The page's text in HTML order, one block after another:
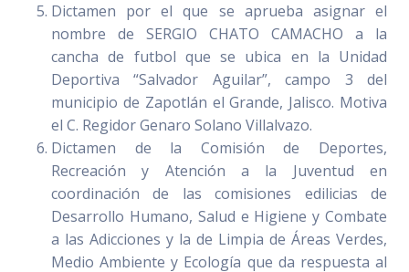
Dictamen por el que se aprueba asignar el
nombre de SERGIO CHATO CAMACHO a la
cancha de futbol que se ubica en la Unidad
Deportiva “Salvador Aguilar”, campo 3 del
municipio de Zapotlán el Grande, Jalisco. Motiva
el C. Regidor Genaro Solano Villalvazo.
Dictamen de la Comisión de Deportes,
Recreación y Atención a la Juventud en
coordinación de las comisiones edilicias de
Desarrollo Humano, Salud e Higiene y Combate
a las Adicciones y la de Limpia de Áreas Verdes,
Medio Ambiente y Ecología que da respuesta al